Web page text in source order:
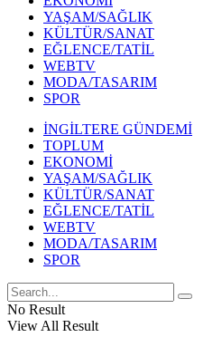
YAŞAM/SAĞLIK
KÜLTÜR/SANAT
EĞLENCE/TATİL
WEBTV
MODA/TASARIM
SPOR
İNGİLTERE GÜNDEMİ
TOPLUM
EKONOMİ
YAŞAM/SAĞLIK
KÜLTÜR/SANAT
EĞLENCE/TATİL
WEBTV
MODA/TASARIM
SPOR
No Result
View All Result